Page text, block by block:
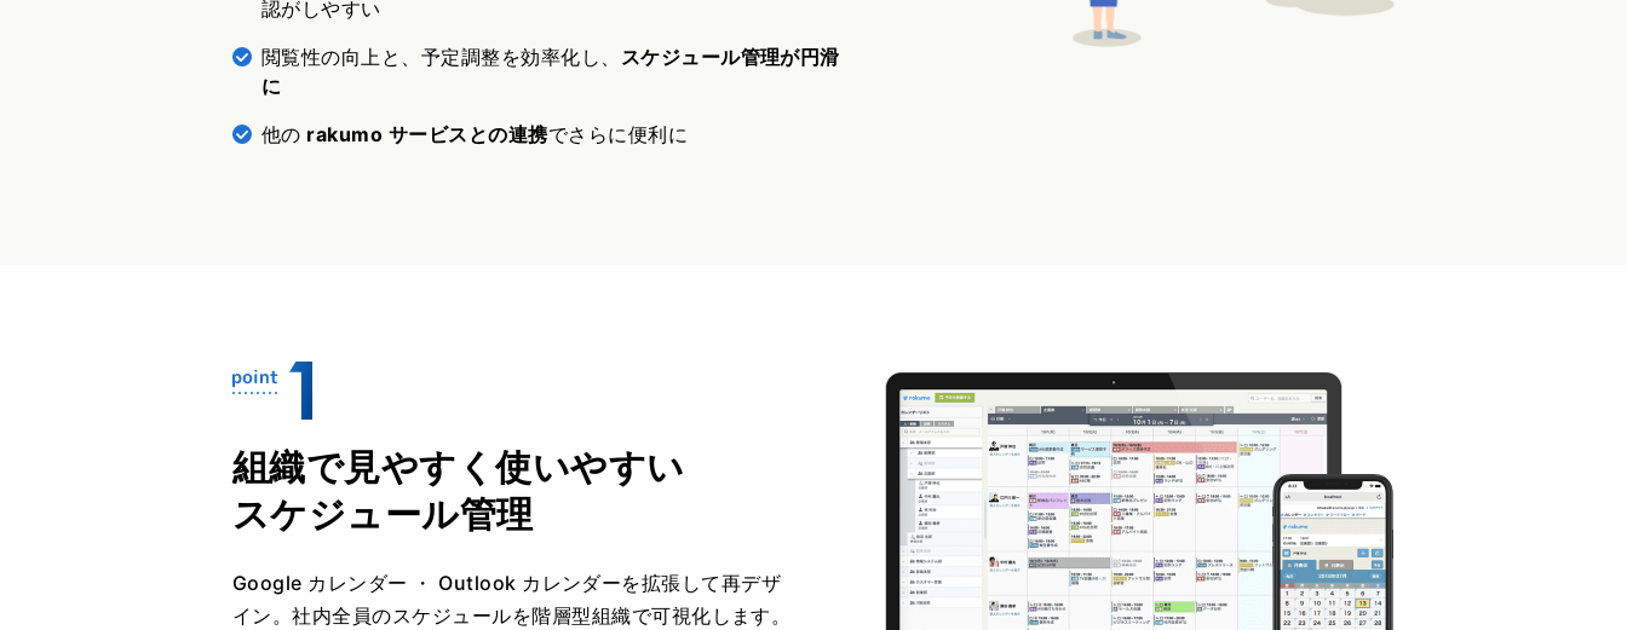
認がしやすい
閲覧性の向上と、予定調整を効率化し、 スケジュール管理が円滑
に
他の rakumo サービスとの連携でさらに便利に
組織で見やすく使いやすい
スケジュール管理
Google カレンダー ・ Outlook カレンダーを拡張して再デザ
イン。社内全員のスケジュールを階層型組織で可視化します。